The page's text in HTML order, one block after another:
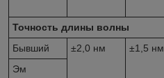
Точность длины волны
Бывший
±2,0 нм ±1,5 нм
Эм